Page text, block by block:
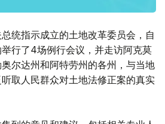
统指示成立的土地改革委员会，自
行了4场例行会议，并走访阿克莫
尔达州和阿特劳州的各州，与当地
取人民群众对土地法修正案的真实